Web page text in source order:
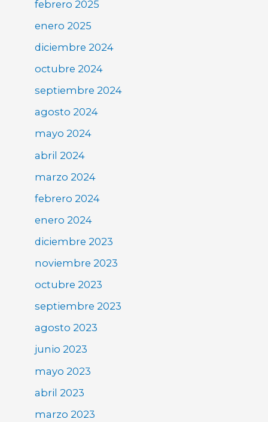
febrero 2025
enero 2025
diciembre 2024
octubre 2024
septiembre 2024
agosto 2024
mayo 2024
abril 2024
marzo 2024
febrero 2024
enero 2024
diciembre 2023
noviembre 2023
octubre 2023
septiembre 2023
agosto 2023
junio 2023
mayo 2023
abril 2023
marzo 2023